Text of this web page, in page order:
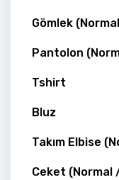
Gömlek
Pantolon
Tshirt
Bluz
Takım Elbise
Ceket (Normal